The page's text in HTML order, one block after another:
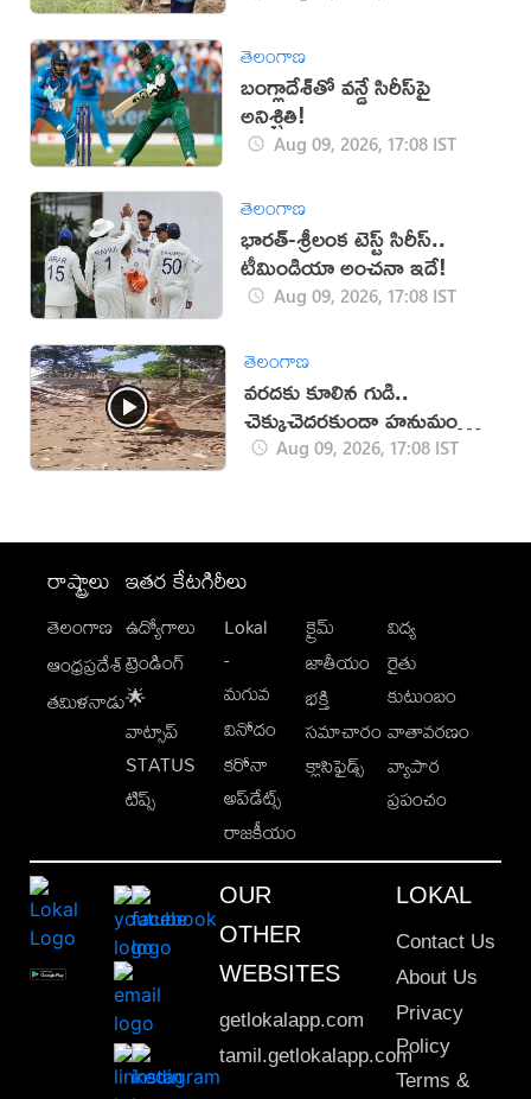
తెలంగాణ
బంగ్లాదేశ్‌తో వన్డే సిరీస్‌పై
అనిశ్చితి!
Aug 09, 2026, 17:08 IST
తెలంగాణ
భారత్-శ్రీలంక టెస్ట్ సిరీస్..
టీమిండియా అంచనా ఇదే!
Aug 09, 2026, 17:08 IST
తెలంగాణ
వరదకు కూలిన గుడి..
చెక్కుచెదరకుండా హనుమంతుని
విగ్రహం!
Aug 09, 2026, 17:08 IST
రాష్ట్రాలు
తెలంగాణ
ఆంధ్రప్రదేశ్
తమిళనాడు
ఇతర కేటగిరీలు
ఉద్యోగాలు
ట్రెండింగ్
🌟
వాట్సాప్
STATUS
టిప్స్
Lokal
-
మగువ
వినోదం
కరోనా
అప్‌డేట్స్
రాజకీయం
క్రైమ్
జాతీయం
భక్తి
సమాచారం
క్లాసిఫైడ్స్
విద్య
రైతు
కుటుంబం
వాతావరణం
వ్యాపార
ప్రపంచం
OUR
OTHER
WEBSITES
getlokalapp.com
tamil.getlokalapp.com
LOKAL
Contact Us
About Us
Privacy
Policy
Terms &